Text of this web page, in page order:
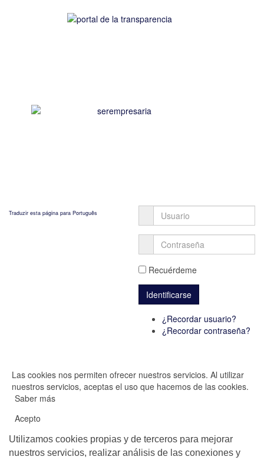
Traduzir esta página para Português
Recuérdeme
¿Recordar usuario?
¿Recordar contraseña?
Las cookies nos permiten ofrecer nuestros servicios. Al utilizar
nuestros servicios, aceptas el uso que hacemos de las cookies.
Saber más
Acepto
Utilizamos cookies propias y de terceros para mejorar
nuestros servicios, realizar análisis de las conexiones y